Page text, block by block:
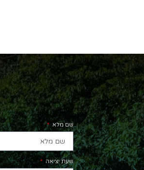
שם מלא
שעת יציאה